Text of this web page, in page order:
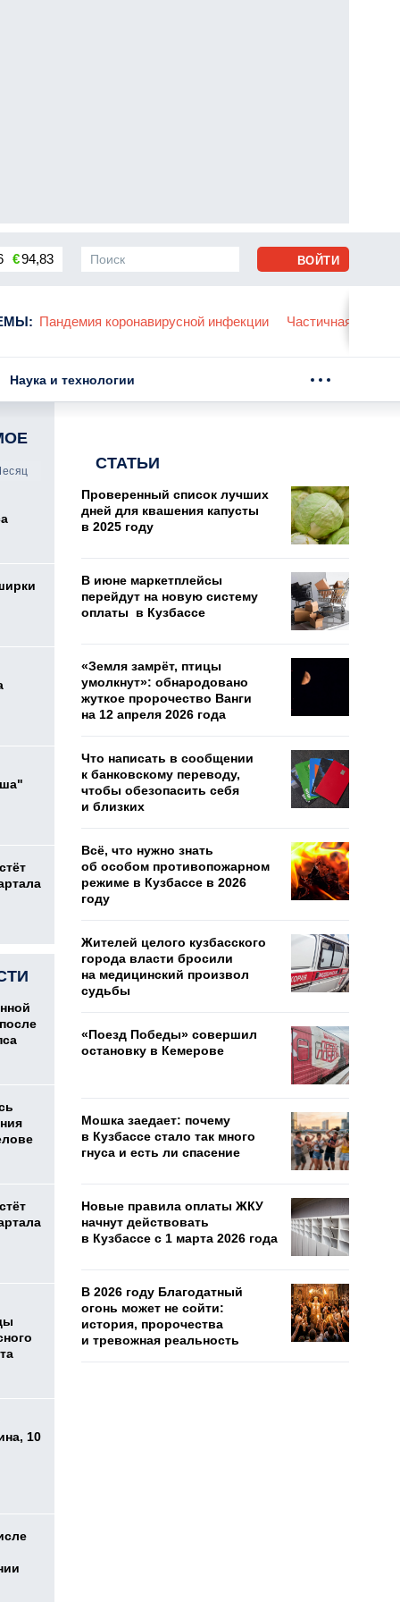
€94,83
: Пандемия коронавирусной инфекции Частичная
ВОЙТИ
Наука и технологии
10
СТАТЬИ
Проверенный список лучших
дней для квашения капусты
в 2025 году
В июне маркетплейсы
перейдут на новую систему
оплаты в Кузбассе
«Земля замрёт, птицы
умолкнут»: обнародовано
жуткое пророчество Ванги
на 12 апреля 2026 года
Что написать в сообщении
к банковскому переводу,
чтобы обезопасить себя
и близких
Всё, что нужно знать
об особом противопожарном
режиме в Кузбассе в 2026
году
Жителей целого кузбасского
города власти бросили
на медицинский произвол
судьбы
«Поезд Победы» совершил
остановку в Кемерове
Мошка заедает: почему
в Кузбассе стало так много
гнуса и есть ли спасение
Новые правила оплаты ЖКУ
начнут действовать
в Кузбассе с 1 марта 2026 года
В 2026 году Благодатный
огонь может не сойти:
история, пророчества
и тревожная реальность